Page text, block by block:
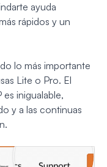
ayuda
rápidos y un
lo más importante
Lite o Pro. El
inigualable,
y a las continuas